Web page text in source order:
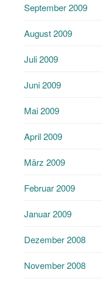
September 2009
August 2009
Juli 2009
Juni 2009
Mai 2009
April 2009
März 2009
Februar 2009
Januar 2009
Dezember 2008
November 2008